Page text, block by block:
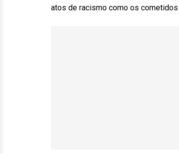
atos de racismo como os